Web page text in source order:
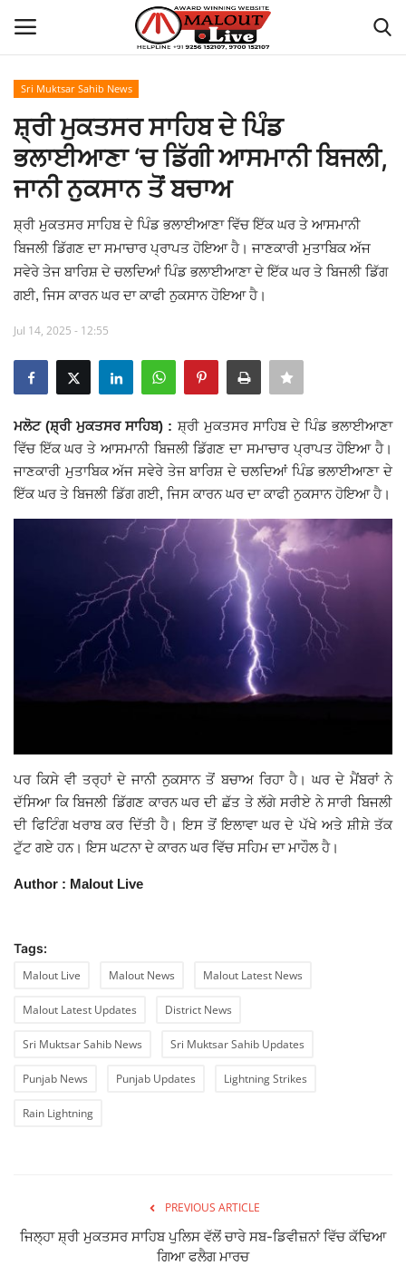
Home
About Us
How to Reach Malout
Privacy Policy
History of Malout
Giddarbaha
Railway Time Table
Sri Muktsar Sahib News
Life & Style
Sri Muktsar Sahib News
ਸ਼੍ਰੀ ਮੁਕਤਸਰ ਸਾਹਿਬ ਦੇ ਪਿੰਡ
ਭਲਾਈਆਣਾ ‘ਚ ਡਿੱਗੀ ਆਸਮਾਨੀ ਬਿਜਲੀ,
ਜਾਨੀ ਨੁਕਸਾਨ ਤੋਂ ਬਚਾਅ
ਸ਼੍ਰੀ ਮੁਕਤਸਰ ਸਾਹਿਬ ਦੇ ਪਿੰਡ ਭਲਾਈਆਣਾ ਵਿੱਚ ਇੱਕ ਘਰ ਤੇ ਆਸਮਾਨੀ
ਬਿਜਲੀ ਡਿੱਗਣ ਦਾ ਸਮਾਚਾਰ ਪ੍ਰਾਪਤ ਹੋਇਆ ਹੈ। ਜਾਣਕਾਰੀ ਮੁਤਾਬਿਕ ਅੱਜ
ਸਵੇਰੇ ਤੇਜ ਬਾਰਿਸ਼ ਦੇ ਚਲਦਿਆਂ ਪਿੰਡ ਭਲਾਈਆਣਾ ਦੇ ਇੱਕ ਘਰ ਤੇ ਬਿਜਲੀ ਡਿੱਗ
ਗਈ, ਜਿਸ ਕਾਰਨ ਘਰ ਦਾ ਕਾਫੀ ਨੁਕਸਾਨ ਹੋਇਆ ਹੈ।
Jul 14, 2025 - 12:55
ਮਲੋਟ (ਸ਼੍ਰੀ ਮੁਕਤਸਰ ਸਾਹਿਬ) : ਸ਼੍ਰੀ ਮੁਕਤਸਰ ਸਾਹਿਬ ਦੇ ਪਿੰਡ ਭਲਾਈਆਣਾ
ਵਿੱਚ ਇੱਕ ਘਰ ਤੇ ਆਸਮਾਨੀ ਬਿਜਲੀ ਡਿੱਗਣ ਦਾ ਸਮਾਚਾਰ ਪ੍ਰਾਪਤ ਹੋਇਆ ਹੈ।
ਜਾਣਕਾਰੀ ਮੁਤਾਬਿਕ ਅੱਜ ਸਵੇਰੇ ਤੇਜ ਬਾਰਿਸ਼ ਦੇ ਚਲਦਿਆਂ ਪਿੰਡ ਭਲਾਈਆਣਾ ਦੇ
ਇੱਕ ਘਰ ਤੇ ਬਿਜਲੀ ਡਿੱਗ ਗਈ, ਜਿਸ ਕਾਰਨ ਘਰ ਦਾ ਕਾਫੀ ਨੁਕਸਾਨ ਹੋਇਆ ਹੈ।
ਪਰ ਕਿਸੇ ਵੀ ਤਰ੍ਹਾਂ ਦੇ ਜਾਨੀ ਨੁਕਸਾਨ ਤੋਂ ਬਚਾਅ ਰਿਹਾ ਹੈ। ਘਰ ਦੇ ਮੈਂਬਰਾਂ ਨੇ
ਦੱਸਿਆ ਕਿ ਬਿਜਲੀ ਡਿੱਗਣ ਕਾਰਨ ਘਰ ਦੀ ਛੱਤ ਤੇ ਲੱਗੇ ਸਰੀਏ ਨੇ ਸਾਰੀ ਬਿਜਲੀ
ਦੀ ਫਿਟਿੰਗ ਖਰਾਬ ਕਰ ਦਿੱਤੀ ਹੈ। ਇਸ ਤੋਂ ਇਲਾਵਾ ਘਰ ਦੇ ਪੱਖੇ ਅਤੇ ਸ਼ੀਸ਼ੇ ਤੱਕ
ਟੁੱਟ ਗਏ ਹਨ। ਇਸ ਘਟਨਾ ਦੇ ਕਾਰਨ ਘਰ ਵਿੱਚ ਸਹਿਮ ਦਾ ਮਾਹੌਲ ਹੈ।
Author : Malout Live
Tags:
Malout Live
Malout News Malout Latest News
Malout Latest Updates District News
Sri Muktsar Sahib News Sri Muktsar Sahib Updates
Punjab News Punjab Updates Lightning Strikes
Rain Lightning
PREVIOUS ARTICLE
ਜਿਲ੍ਹਾ ਸ਼੍ਰੀ ਮੁਕਤਸਰ ਸਾਹਿਬ ਪੁਲਿਸ ਵੱਲੋਂ ਚਾਰੇ ਸਬ-ਡਿਵੀਜ਼ਨਾਂ ਵਿੱਚ ਕੱਢਿਆ
ਗਿਆ ਫਲੈਗ ਮਾਰਚ